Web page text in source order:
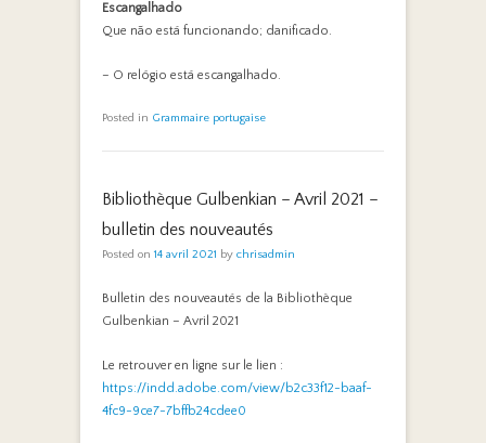
Escangalhado
Que não está funcionando; danificado.
– O relógio está escangalhado.
Posted in Grammaire portugaise
Bibliothèque Gulbenkian – Avril 2021 –
bulletin des nouveautés
Posted on 14 avril 2021 by chrisadmin
Bulletin des nouveautés de la Bibliothèque
Gulbenkian – Avril 2021
Le retrouver en ligne sur le lien :
https://indd.adobe.com/view/b2c33f12-baaf-
4fc9-9ce7-7bffb24cdee0